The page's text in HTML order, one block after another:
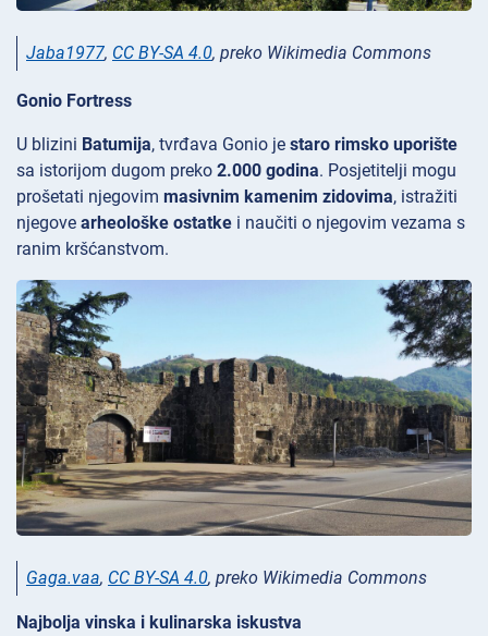
Jaba1977, CC BY-SA 4.0, preko Wikimedia Commons
Gonio Fortress
U blizini Batumija, tvrđava Gonio je staro rimsko uporište
sa istorijom dugom preko 2.000 godina. Posjetitelji mogu
prošetati njegovim masivnim kamenim zidovima, istražiti
njegove arheološke ostatke i naučiti o njegovim vezama s
ranim kršćanstvom.
Gaga.vaa, CC BY-SA 4.0, preko Wikimedia Commons
Najbolja vinska i kulinarska iskustva